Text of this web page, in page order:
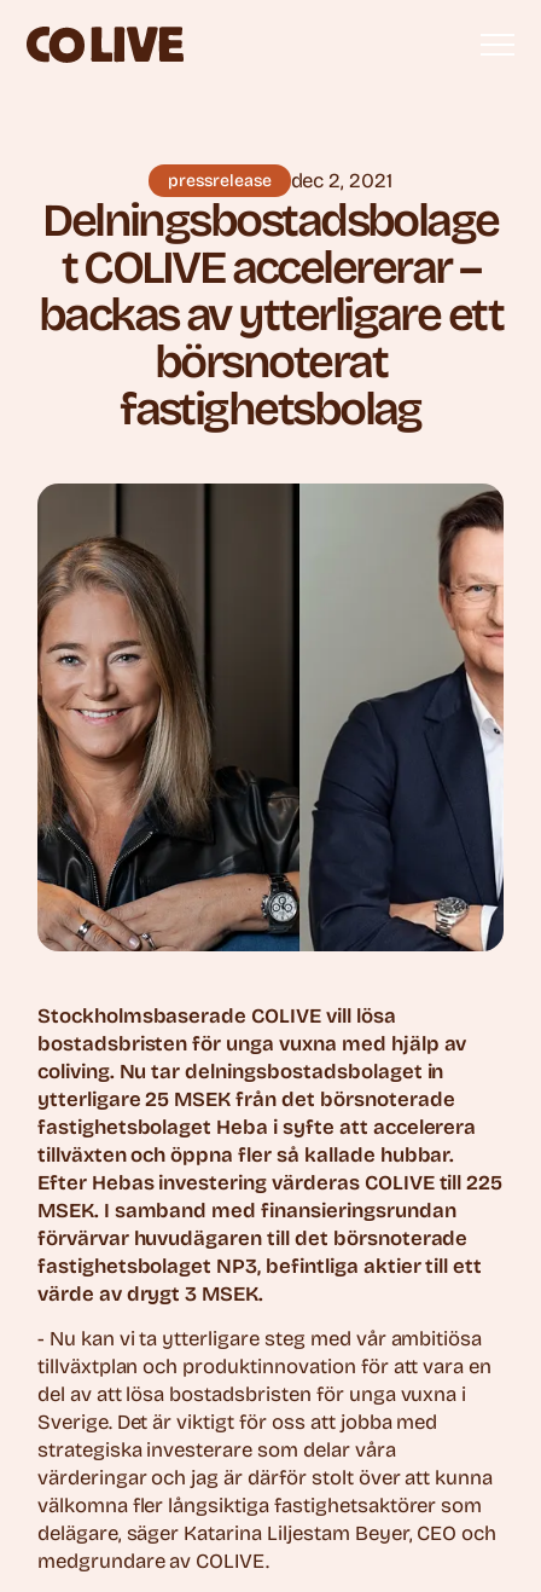
pressrelease dec 2, 2021
Delningsbostadsbolage
t COLIVE accelererar –
backas av ytterligare ett
börsnoterat
fastighetsbolag
Stockholmsbaserade COLIVE vill lösa
bostadsbristen för unga vuxna med hjälp av
coliving. Nu tar delningsbostadsbolaget in
ytterligare 25 MSEK från det börsnoterade
fastighetsbolaget Heba i syfte att accelerera
tillväxten och öppna fler så kallade hubbar.
Efter Hebas investering värderas COLIVE till 225
MSEK. I samband med finansieringsrundan
förvärvar huvudägaren till det börsnoterade
fastighetsbolaget NP3, befintliga aktier till ett
värde av drygt 3 MSEK.
- Nu kan vi ta ytterligare steg med vår ambitiösa
tillväxtplan och produktinnovation för att vara en
del av att lösa bostadsbristen för unga vuxna i
Sverige. Det är viktigt för oss att jobba med
strategiska investerare som delar våra
värderingar och jag är därför stolt över att kunna
välkomna fler långsiktiga fastighetsaktörer som
delägare, säger Katarina Liljestam Beyer, CEO och
medgrundare av COLIVE.